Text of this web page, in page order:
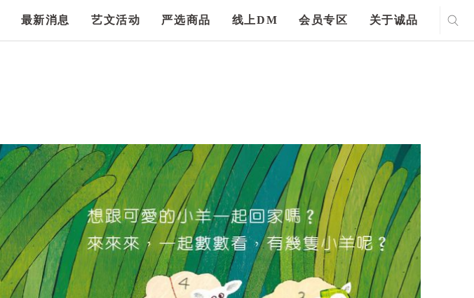
最新消息 艺文活动 严选商品 线上DM 会员专区 关于诚品